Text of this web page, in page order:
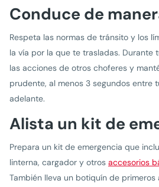
Conduce de
Respeta las normas de tránsito y los
la vía por la que te trasladas. Durante
las acciones de otros choferes y
prudente, al menos 3 segundos entre
adelante.
Alista un kit de
Prepara un kit de emergencia que
linterna, cargador y otros accesorios
También lleva un botiquín de primeros